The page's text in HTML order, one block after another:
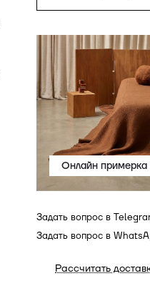
Онлайн примерка
Задать вопрос в
Задать вопрос в
Рассчитать